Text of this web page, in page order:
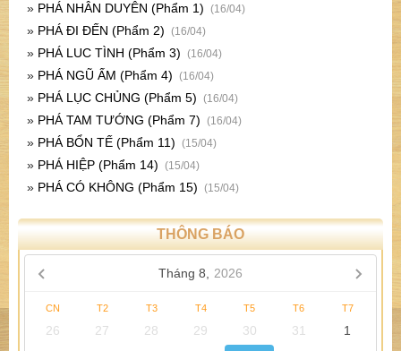
» PHÁ NHÂN DUYÊN (Phẩm 1) (16/04)
» PHÁ ĐI ĐẾN (Phẩm 2) (16/04)
» PHÁ LUC TÌNH (Phẩm 3) (16/04)
» PHÁ NGŨ ẤM (Phẩm 4) (16/04)
» PHÁ LỤC CHỦNG (Phẩm 5) (16/04)
» PHÁ TAM TƯỚNG (Phẩm 7) (16/04)
» PHÁ BỔN TẾ (Phẩm 11) (15/04)
» PHÁ HIỆP (Phẩm 14) (15/04)
» PHÁ CÓ KHÔNG (Phẩm 15) (15/04)
THÔNG BÁO
Tháng 8, 2026
CN T2 T3 T4 T5 T6 T7
26 27 28 29 30 31
1